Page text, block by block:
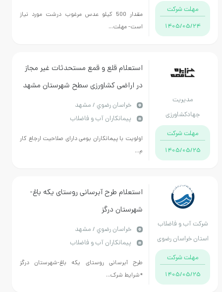
مشهد
مهلت شرکت
1405/05/24
مقدار 500 کیلو عدس مرغوب درشت مورد نیاز
است- مهلت...
مدیریت
جهادکشاورزی
مشهد
مهلت شرکت
1405/05/25
استعلام قلع و قمع مستحدثات غیر مجاز
در اراضی کشاورزی سطح شهرستان مشهد
خراسان رضوي / مشهد
پیمانکاران آب و فاضلاب
اولویت با پیمانکاران بومی دارای صلاحیت ارجاع کار
آب و فاضلاب
خراسان رضوی
مهلت شرکت
1405/05/25
استعلام طرح آبرسانی روستای یکه باغ-
شهرستان درگز
خراسان رضوي / مشهد
پیمانکاران آب و فاضلاب
طرح آبرسانی روستای یکه باغ-شهرستان درگز
*شرایط شرک...